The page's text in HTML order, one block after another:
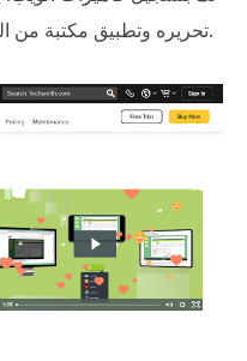
تحريره وتطبيق مكتبة من المؤثرات الصوتية بدون حقوق ملكية.